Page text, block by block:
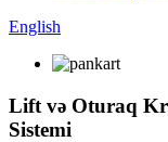
English
Lift və Oturaq
Sistemi